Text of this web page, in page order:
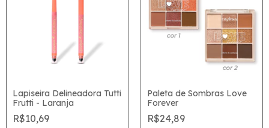
Lapiseira Delineadora Tutti
Frutti - Laranja
R$10,69
Paleta de Sombras Love
Forever
R$24,89